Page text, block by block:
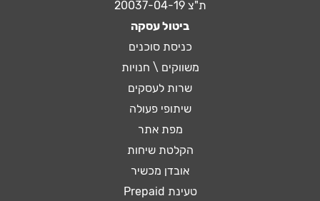
ת"צ 20037-04-19
ביטול עסקה
כניסת סוכנים
משווקים \ חנויות
שרות לעסקים
שיתופי פעולה
מפת אתר
הקלטת שיחות
אובדן מכשיר
טעינת Prepaid